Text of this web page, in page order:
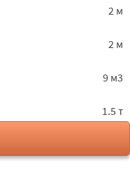
2 м
2 м
9 м3
1.5 т